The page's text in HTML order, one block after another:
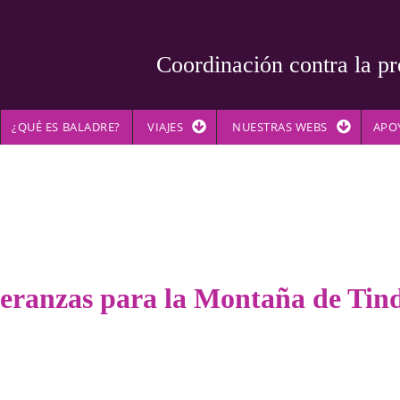
Coordinación contra la
¿QUÉ ES BALADRE? VIAJES NUESTRAS WEBS
para la Montaña de